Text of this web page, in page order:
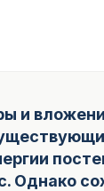
и
Однако